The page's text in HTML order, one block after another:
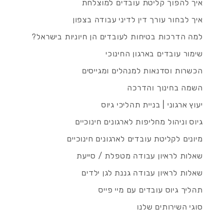
איך להפוך קליטת עובדים למוצלחת
איך לבחור עורך דין לדיני עבודה בצפון
למה הדרכות בטיחות לעובדים הן חיוניות בישראל?
שימור עובדים בארגון החינוכי
הכשרות וסדנאות למנהלים ומגייסים
השמה בחינוך והדרכה
יעוץ ארגוני | בניית תהליכי גיוס
גיוס וניהול מחליפות לארגונים חינוכיים
מיונים לקליטת עובדים לארגונים חינוכיים
שאלות לראיון עבודה מטפלת / סייעת
שאלות לראיון עבודה גננת לגן ילדים
תהליך גיוס עובדים עם מיי פייס
סוגי השירותים שלנו